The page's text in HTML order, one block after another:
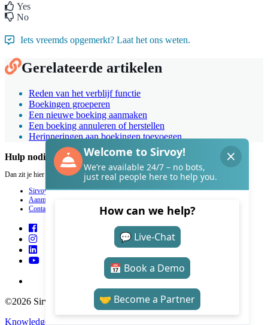
Yes
No
Iets vreemds opgemerkt? Laat het ons weten.
Gerelateerde artikelen
Reden van het verblijf functie
Boekingen groeperen
Een nieuwe boeking aanmaken
Een boeking annuleren of herstellen
Herinneringen aan boekingen toevoegen
Hulp nodig met Sirvoy?
Dan zit je hier goed.
Sirvoy
Aanmelden
Contact
©2026 Sirvoy . All Rights reserved.
Knowledge Base Software